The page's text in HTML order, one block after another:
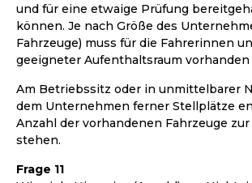
und für eine etwaige Prüfung
können. Je nach Größe des
Fahrzeuge) muss für die Fahrerinnen
geeigneter Aufenthaltsraum vorhanden
Am Betriebssitz oder in unmittelbarer
dem Unternehmen ferner Stellplätze
Anzahl der vorhandenen Fahrzeuge
stehen.
Frage 11